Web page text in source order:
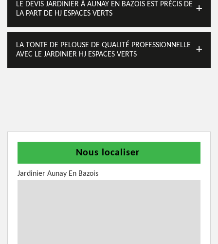
LE DEVIS JARDINIER À AUNAY EN BAZOIS EST PRÉCIS DE
LA PART DE HJ ESPACES VERTS
LA TONTE DE PELOUSE DE QUALITÉ PROFESSIONNELLE
AVEC LE JARDINIER HJ ESPACES VERTS
Nous localiser
Jardinier Aunay En Bazois